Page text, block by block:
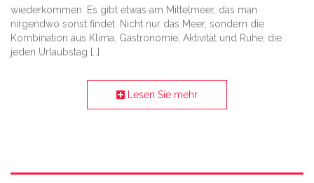
wiederkommen. Es gibt etwas am Mittelmeer, das man
nirgendwo sonst findet. Nicht nur das Meer, sondern die
Kombination aus Klima, Gastronomie, Aktivität und Ruhe, die
jeden Urlaubstag […]
Lesen Sie mehr